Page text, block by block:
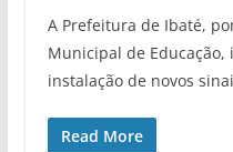
A Prefeitura de Ibaté,
Municipal de Educação,
instalação de novos
Read More